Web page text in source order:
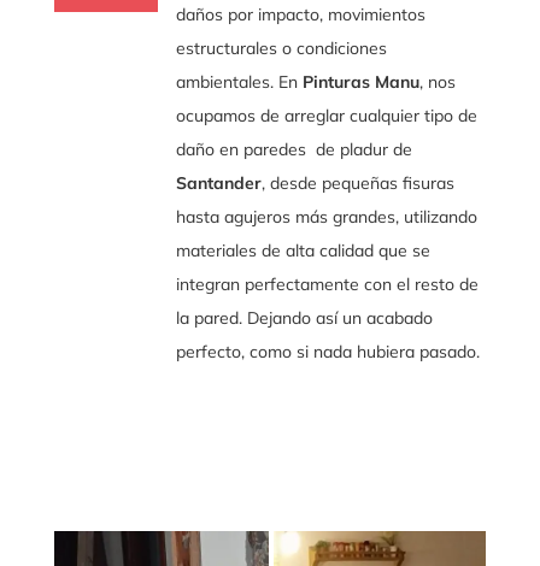
daños por impacto, movimientos
estructurales o condiciones
ambientales. En Pinturas Manu, nos
ocupamos de arreglar cualquier tipo de
daño en paredes de pladur de
Santander, desde pequeñas fisuras
hasta agujeros más grandes, utilizando
materiales de alta calidad que se
integran perfectamente con el resto de
la pared. Dejando así un acabado
perfecto, como si nada hubiera pasado.